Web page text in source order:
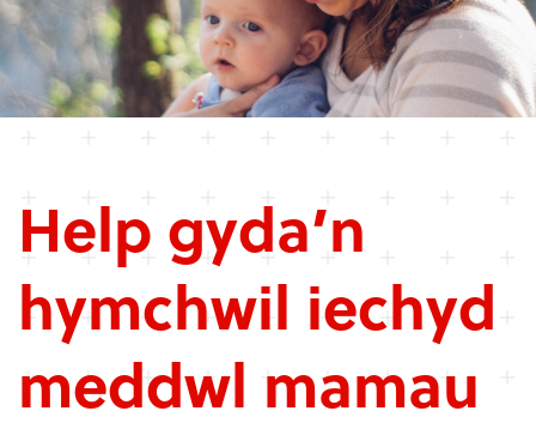
Help gyda’n
hymchwil iechyd
meddwl mamau